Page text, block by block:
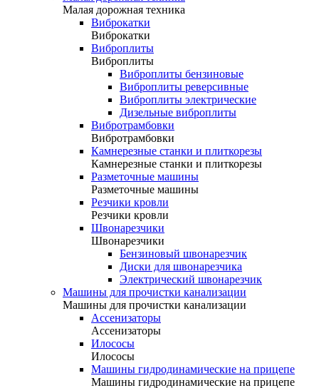
Малая дорожная техника
Виброкатки
Виброкатки
Виброплиты
Виброплиты
Виброплиты бензиновые
Виброплиты реверсивные
Виброплиты электрические
Дизельные виброплиты
Вибротрамбовки
Вибротрамбовки
Камнерезные станки и плиткорезы
Камнерезные станки и плиткорезы
Разметочные машины
Разметочные машины
Резчики кровли
Резчики кровли
Швонарезчики
Швонарезчики
Бензиновый швонарезчик
Диски для швонарезчика
Электрический швонарезчик
Машины для прочистки канализации
Машины для прочистки канализации
Ассенизаторы
Ассенизаторы
Илососы
Илососы
Машины гидродинамические на прицепе
Машины гидродинамические на прицепе